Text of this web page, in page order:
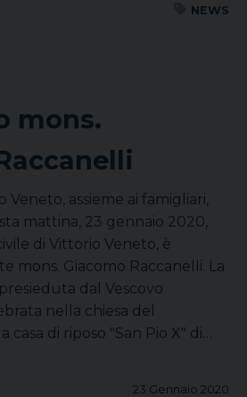
NEWS
mons.
Veneto, assieme ai famigliari,
mattina, 23 gennaio 2020,
di Vittorio Veneto, è
mons. Giacomo Raccanelli. La
dal Vescovo
nella chiesa del
casa di riposo "San Pio X" di…
23 Gennaio 2020